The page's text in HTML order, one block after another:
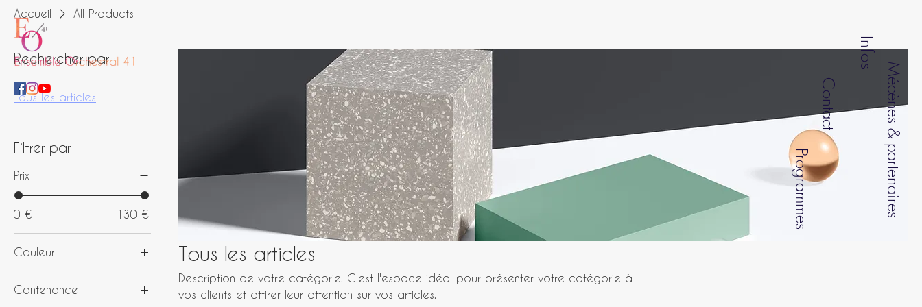
Programmes
Contact Mécènes & partenaires
Infos
Accueil All Products
Rechercher par
Tous les articles
Filtrer par
Prix
0 € 130 €
Couleur
Contenance
Tous les articles
Description de votre catégorie. C'est l'espace idéal pour présenter votre catégorie à
vos clients et attirer leur attention sur vos articles.